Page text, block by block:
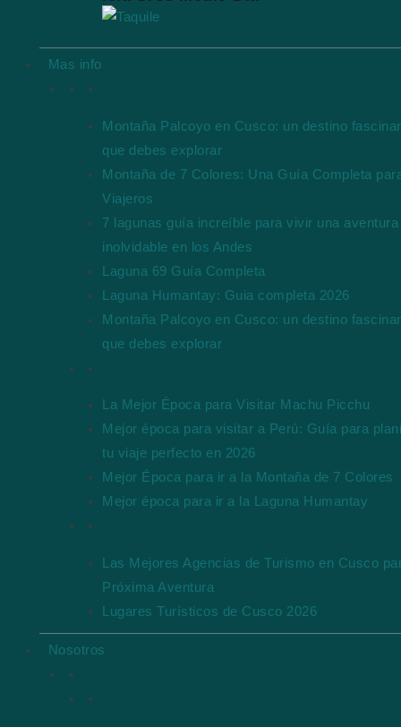
Mas info
Montaña Palcoyo en Cusco: un destino
que debes explorar
Montaña de 7 Colores: Una Guía Completa
Viajeros
7 lagunas guía increíble para vivir una aventura
inolvidable en los Andes
Laguna 69 Guía Completa
Laguna Humantay: Guia completa 2026
Montaña Palcoyo en Cusco: un destino
que debes explorar
La Mejor Época para Visitar Machu Picchu
Mejor época para visitar a Perú: Guía para
tu viaje perfecto en 2026
Mejor Época para ir a la Montaña de 7 Colores
Mejor época para ir a la Laguna Humantay
Las Mejores Agencias de Turismo en Cusco
Próxima Aventura
Lugares Turísticos de Cusco 2026
Nosotros